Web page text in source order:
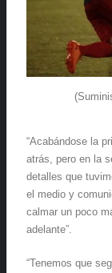
“Acabándose la
atrás, pero en la
detalles que
el medio y
calmar un poco
adelante”.
“Tenemos que